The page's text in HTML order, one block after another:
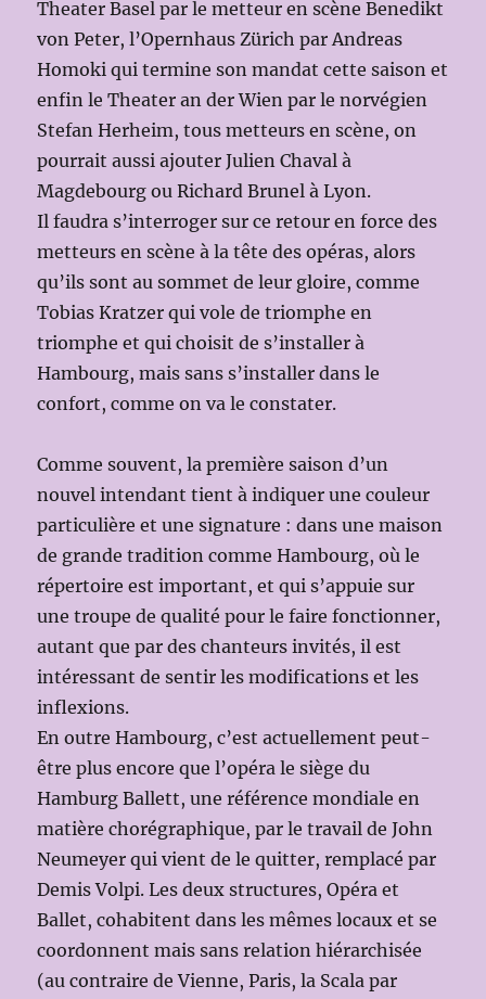
Theater Basel par le metteur en scène Benedikt
von Peter, l’Opernhaus Zürich par Andreas
Homoki qui termine son mandat cette saison et
enfin le Theater an der Wien par le norvégien
Stefan Herheim, tous metteurs en scène, on
pourrait aussi ajouter Julien Chaval à
Magdebourg ou Richard Brunel à Lyon.
Il faudra s’interroger sur ce retour en force des
metteurs en scène à la tête des opéras, alors
qu’ils sont au sommet de leur gloire, comme
Tobias Kratzer qui vole de triomphe en
triomphe et qui choisit de s’installer à
Hambourg, mais sans s’installer dans le
confort, comme on va le constater.
Comme souvent, la première saison d’un
nouvel intendant tient à indiquer une couleur
particulière et une signature : dans une maison
de grande tradition comme Hambourg, où le
répertoire est important, et qui s’appuie sur
une troupe de qualité pour le faire fonctionner,
autant que par des chanteurs invités, il est
intéressant de sentir les modifications et les
inflexions.
En outre Hambourg, c’est actuellement peut-
être plus encore que l’opéra le siège du
Hamburg Ballett, une référence mondiale en
matière chorégraphique, par le travail de John
Neumeyer qui vient de le quitter, remplacé par
Demis Volpi. Les deux structures, Opéra et
Ballet, cohabitent dans les mêmes locaux et se
coordonnent mais sans relation hiérarchisée
(au contraire de Vienne, Paris, la Scala par